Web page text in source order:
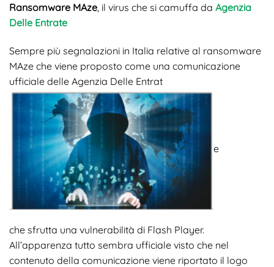
Ransomware MAze , il virus che si camuffa da Agenzia
Delle Entrate
Sempre più segnalazioni in Italia relative al ransomware
MAze che viene proposto come una comunicazione
ufficiale delle Agenzia Delle Entrat
e
che sfrutta una vulnerabilità di Flash Player.
All’apparenza tutto sembra ufficiale visto che nel
contenuto della comunicazione viene riportato il logo